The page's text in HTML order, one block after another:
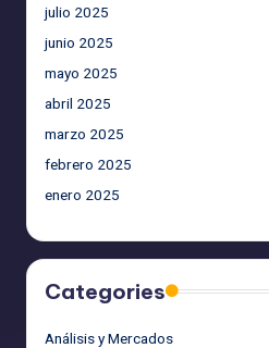
julio 2025
junio 2025
mayo 2025
abril 2025
marzo 2025
febrero 2025
enero 2025
Categories
Análisis y Mercados